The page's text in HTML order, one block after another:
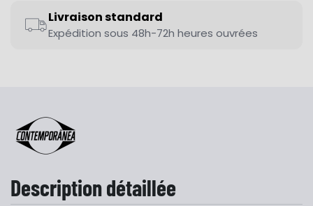
Livraison standard
Expédition sous 48h-72h heures ouvrées
Description détaillée